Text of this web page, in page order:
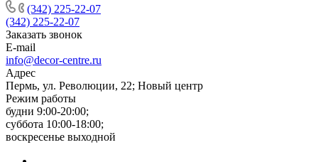
(342) 225-22-07
(342) 225-22-07
Заказать звонок
E-mail
info@decor-centre.ru
Адрес
Пермь, ул. Революции, 22; Новый центр
Режим работы
будни 9:00-20:00;
суббота 10:00-18:00;
воскресенье выходной